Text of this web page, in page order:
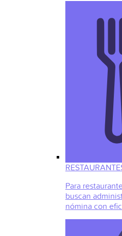
Para
buscan
nómina con